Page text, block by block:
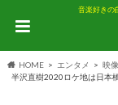
音楽好きの
HOME エンタメ 映像
半沢直樹2020ロケ地は日本